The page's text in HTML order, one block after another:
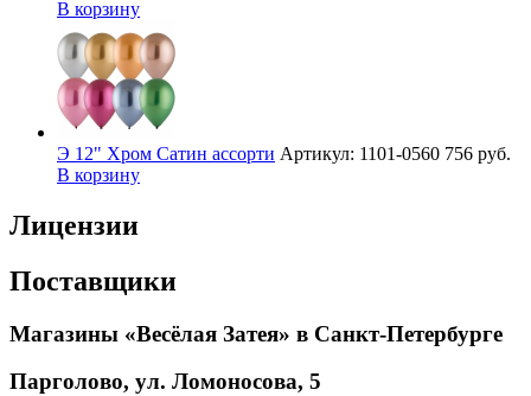
В корзину
Э 12" Хром Сатин ассорти Артикул: 1101-0560 756 руб.
В корзину
Лицензии
Поставщики
Магазины «Весёлая Затея» в Санкт-Петербурге
Парголово, ул. Ломоносова, 5